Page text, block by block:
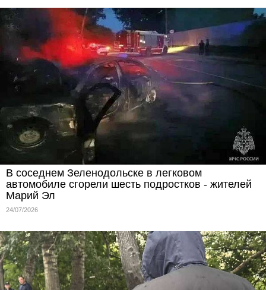
В соседнем Зеленодольске в легковом
автомобиле сгорели шесть подростков - жителей
Марий Эл
24/07/2026